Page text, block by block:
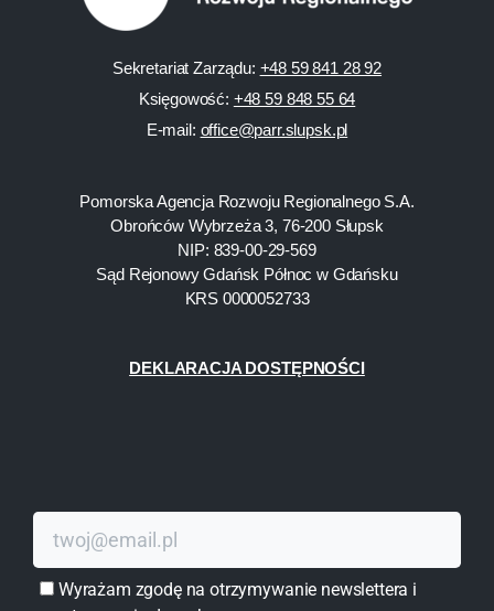
Sekretariat Zarządu: +48 59 841 28 92
Księgowość: +48 59 848 55 64
E-mail: office@parr.slupsk.pl
Pomorska Agencja Rozwoju Regionalnego S.A.
Obrońców Wybrzeża 3, 76-200 Słupsk
NIP: 839-00-29-569
Sąd Rejonowy Gdańsk Północ w Gdańsku
KRS 0000052733
DEKLARACJA DOSTĘPNOŚCI
Wyrażam zgodę na otrzymywanie newslettera i